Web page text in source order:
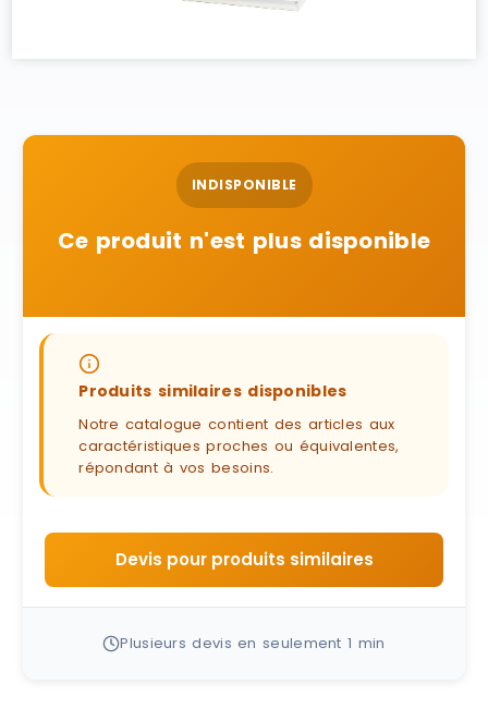
INDISPONIBLE
Ce produit n'est plus disponible
Produits similaires disponibles
Notre catalogue contient des articles aux
caractéristiques proches ou équivalentes,
répondant à vos besoins.
Devis pour produits similaires
Plusieurs devis en seulement 1 min